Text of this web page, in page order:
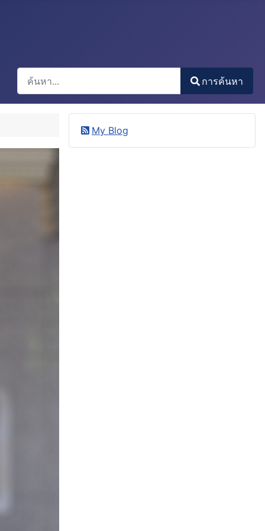
การค้นหา
Type 2 or more characters for results.
การค้นหา
My Blog